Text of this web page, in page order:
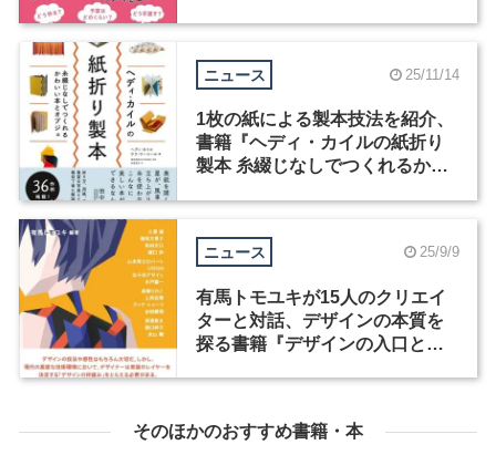
ニュース 25/11/14
1枚の紙による製本技法を紹介、
書籍『ヘディ・カイルの紙折り
製本 糸綴じなしでつくれるかわ
ニュース 25/9/9
有馬トモユキが15人のクリエイ
ターと対話、デザインの本質を
探る書籍『デザインの入口と出
そのほかのおすすめ書籍・本